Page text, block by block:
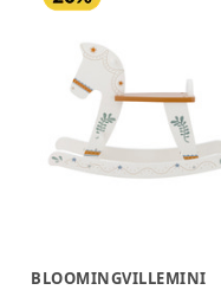
BLOOMINGVILLEMINI